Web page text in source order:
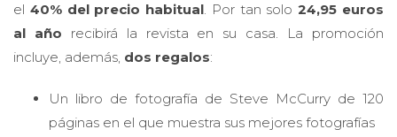
el 40% del precio habitual. Por tan solo24,95 euros
al año recibirá la revista en su casa. La promoción
incluye, además, dos regalos:
Un libro de fotografía de Steve McCurry de 120
páginas en el que muestra sus mejores fotografías